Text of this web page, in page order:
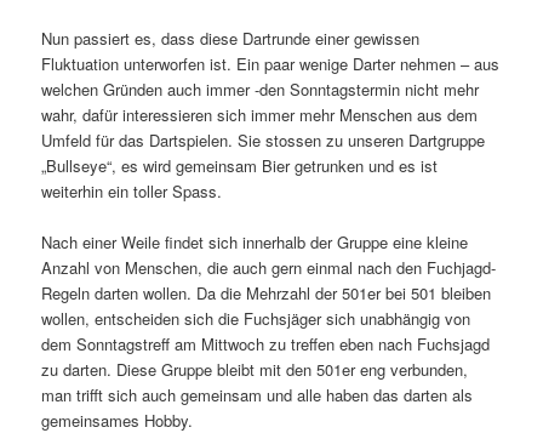
Nun passiert es, dass diese Dartrunde einer gewissen
Fluktuation unterworfen ist. Ein paar wenige Darter nehmen – aus
welchen Gründen auch immer -den Sonntagstermin nicht mehr
wahr, dafür interessieren sich immer mehr Menschen aus dem
Umfeld für das Dartspielen. Sie stossen zu unseren Dartgruppe
„Bullseye“, es wird gemeinsam Bier getrunken und es ist
weiterhin ein toller Spass.
Nach einer Weile findet sich innerhalb der Gruppe eine kleine
Anzahl von Menschen, die auch gern einmal nach den Fuchjagd-
Regeln darten wollen. Da die Mehrzahl der 501er bei 501 bleiben
wollen, entscheiden sich die Fuchsjäger sich unabhängig von
dem Sonntagstreff am Mittwoch zu treffen eben nach Fuchsjagd
zu darten. Diese Gruppe bleibt mit den 501er eng verbunden,
man trifft sich auch gemeinsam und alle haben das darten als
gemeinsames Hobby.